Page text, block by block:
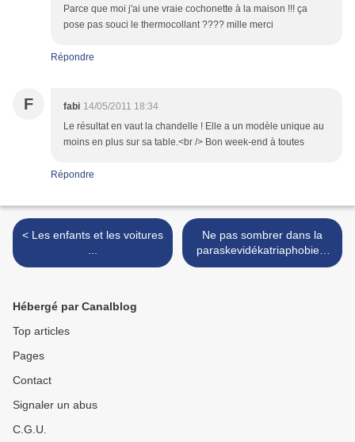
Parce que moi j'ai une vraie cochonette à la maison !!! ça
pose pas souci le thermocollant ???? mille merci
Répondre
F fabi 14/05/2011 18:34
Le résultat en vaut la chandelle ! Elle a un modèle unique au
moins en plus sur sa table.<br /> Bon week-end à toutes
Répondre
< Les enfants et les voitures
Ne pas sombrer dans la
paraskevidékatriaphobie ?
>
Hébergé par Canalblog
Top articles
Pages
Contact
Signaler un abus
C.G.U.